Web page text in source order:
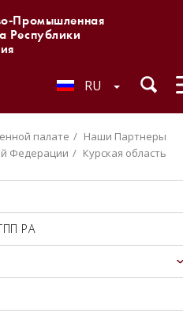
Промышленная
Республики
RU
палате
Наши Партнеры
Федерации
Курская область
РА